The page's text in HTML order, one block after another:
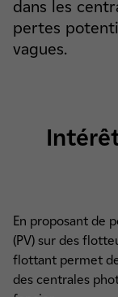
dans les
pertes
vagues.
En proposant de
(PV) sur des
flottant permet
des centrales